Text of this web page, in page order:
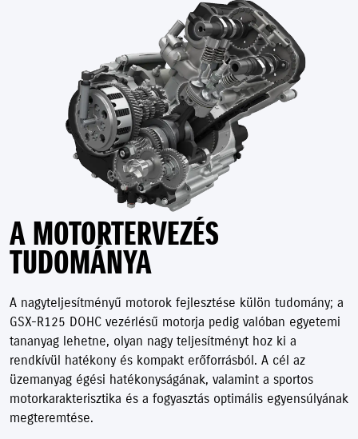
A MOTORTERVEZÉS
TUDOMÁNYA
A nagyteljesítményű motorok fejlesztése külön tudomány; a
GSX-R125 DOHC vezérlésű motorja pedig valóban egyetemi
tananyag lehetne, olyan nagy teljesítményt hoz ki a
rendkívül hatékony és kompakt erőforrásból. A cél az
üzemanyag égési hatékonyságának, valamint a sportos
motorkarakterisztika és a fogyasztás optimális egyensúlyának
megteremtése.